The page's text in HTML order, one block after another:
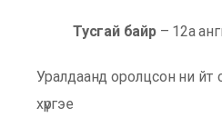
Тусгай байр– 12а
Уралдаанд оролцсон ни йт
хүргэе